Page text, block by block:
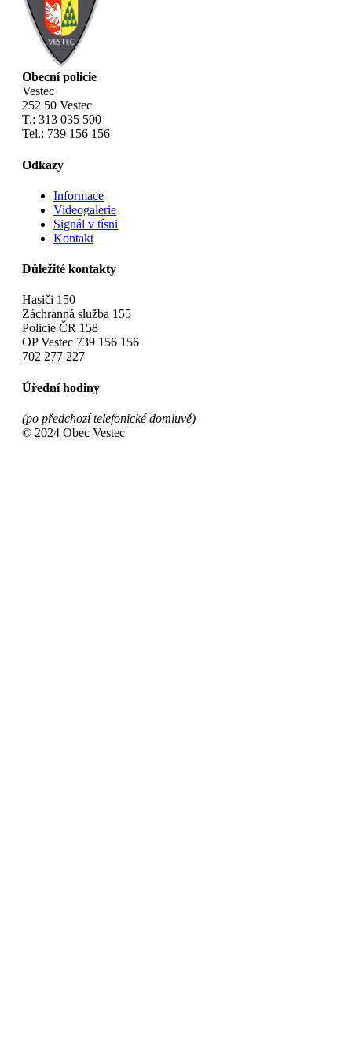
Obecní policie
Vestec
252 50 Vestec
T.: 313 035 500
Tel.: 739 156 156
Odkazy
Informace
Videogalerie
Signál v tísni
Kontakt
Důležité kontakty
Hasiči 150
Záchranná služba 155
Policie ČR 158
OP Vestec 739 156 156
702 277 227
Úřední hodiny
(po předchozí telefonické domluvě)
© 2024 Obec Vestec